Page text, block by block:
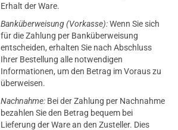
Erhalt der Ware.
Banküberweisung (Vorkasse):Wenn Sie sich
für die Zahlung per Banküberweisung
entscheiden, erhalten Sie nach Abschluss
Ihrer Bestellung alle notwendigen
Informationen, um den Betrag im Voraus zu
überweisen.
Nachnahme: Bei der Zahlung per Nachnahme
bezahlen Sie den Betrag bequem bei
Lieferung der Ware an den Zusteller. Dies